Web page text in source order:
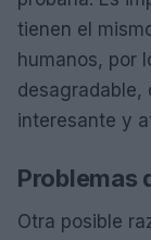
tienen el
humanos, por
desagradable,
interesante y
Problemas
Otra posible